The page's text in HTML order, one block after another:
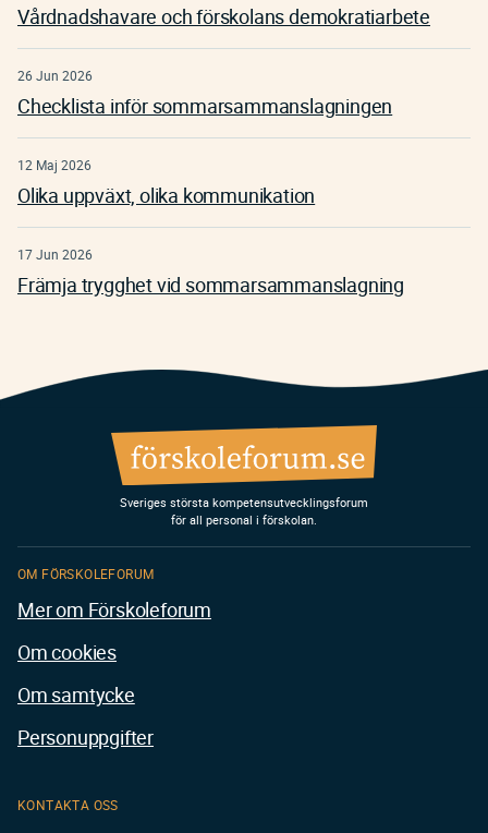
Vårdnadshavare och förskolans demokratiarbete
26 Jun 2026
Checklista inför sommarsammanslagningen
12 Maj 2026
Olika uppväxt, olika kommunikation
17 Jun 2026
Främja trygghet vid sommarsammanslagning
Sveriges största kompetensutvecklingsforum
för all personal i förskolan.
KONTAKTA OSS
OM FÖRSKOLEFORUM
Mer om Förskoleforum
Om cookies
Om samtycke
Personuppgifter